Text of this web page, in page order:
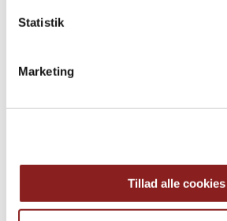
Statistik
Marketing
Tillad alle cookies
Agave Syrup